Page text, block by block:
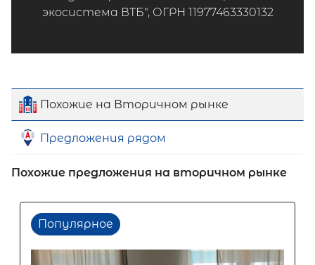
экосистема ВТБ", ОГРН 11977463330132
Похожие на Вторичном рынке
Предложения рядом
Похожие предложения на вторичном рынке
Популярное